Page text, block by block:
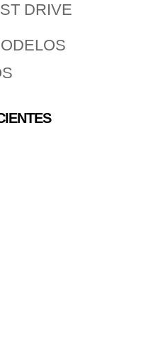
DRIVE